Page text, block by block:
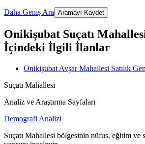
Daha Geniş Ara Aramayı Kaydet
Onikişubat Suçatı
İçindeki İlgili İlanlar
Onikişubat Avşar Mahallesi Satılık
Suçatı Mahallesi
Analiz ve Araştırma Sayfaları
Demografi Analizi
Suçatı Mahallesi bölgesinin nüfus, eğitim ve